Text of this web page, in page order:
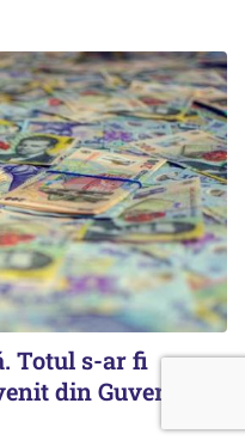
Totul s-ar fi
din Guvern